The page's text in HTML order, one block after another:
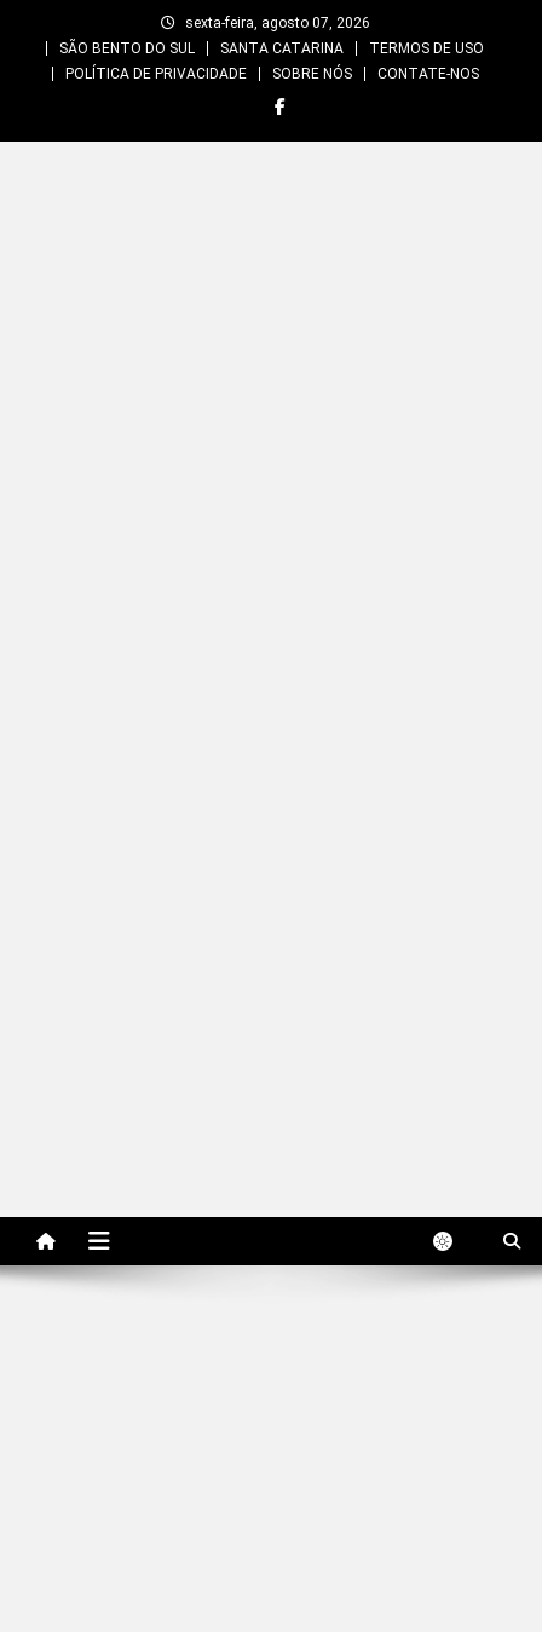
sexta-feira, agosto 07, 2026
SÃO BENTO DO SUL
SANTA CATARINA
TERMOS DE USO
POLÍTICA DE PRIVACIDADE
SOBRE NÓS CONTATE-NOS